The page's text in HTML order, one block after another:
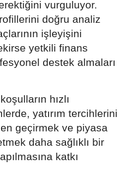
vurguluyor.
doğru analiz
işleyişini
yetkili finans
destek almaları
hızlı
yatırım tercihlerini
geçirmek ve piyasa
daha sağlıklı bir
katkı